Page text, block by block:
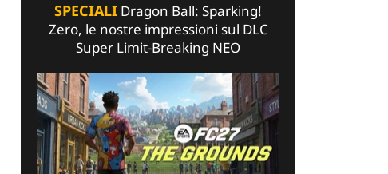
SPECIALI Dragon Ball: Sparking!
Zero, le nostre impressioni sul DLC
Super Limit-Breaking NEO